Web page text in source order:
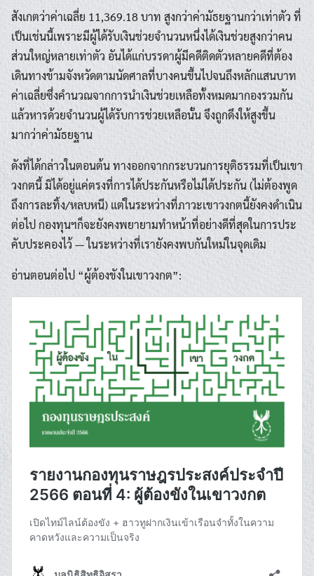
สังเกตว่าค่าเฉลี่ย 11,369.18 บาท สูงกว่าค่ามัธยฐานกว่าเท่าตัว ที่
เป็นเช่นนี้เพราะมีผู้ได้รับเงินช่วยจำนวนหนึ่งได้เงินช่วยสูงกว่าคน
ส่วนใหญ่หลายเท่าตัว อันได้แก่บรรดาผู้มีคดีติดตัวหลายคดีที่ต้อง
เดินทางข้ามจังหวัดตามนัดศาลที่บางคนขึ้นไปจนถึงหลักแสนบาท
ค่าเฉลี่ยซึ่งคำนวณจากการนำเงินช่วยเหลือทั้งหมดมากองรวมกัน
แล้วหารด้วยจำนวนผู้ได้รับการช่วยเหลือนั้น จึงถูกดึงให้สูงขึ้น
มากว่าค่ามัธยฐาน
ดังที่ได้กล่าวในตอนต้น ทางออกจากกระบวนการยุติธรรมที่เป็นเขา
วงกตนี้ มิได้อยู่แค่ตรงที่การได้ประกันหรือไม่ได้ประกัน (ไม่ต้องพูด
ถึงการละทิ้ง/หลบหนี) แต่ในระหว่างที่ภาวะเขาวงกตนี้ยังคงดำเนิน
ต่อไป กองทุนฯก็จะยังคงพยายามทำหน้าที่อย่างดีที่สุดในการประ
คับประคองไว้ — ในระหว่างที่เรายังคงพบกันใหม่ในจุดเดิม
อ่านตอนต่อไป “ผู้ต้องขังในเขาวงกต”: